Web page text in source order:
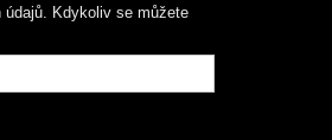
Kdykoliv se můžete